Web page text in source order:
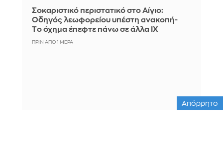
Σοκαριστικό περιστατικό στο Αίγιο:
Οδηγός λεωφορείου υπέστη ανακοπή-
Tο όχημα έπεφτε πάνω σε άλλα ΙΧ
ΠΡΙΝ ΑΠΌ 1 ΜΈΡΑ
Απόρρητο